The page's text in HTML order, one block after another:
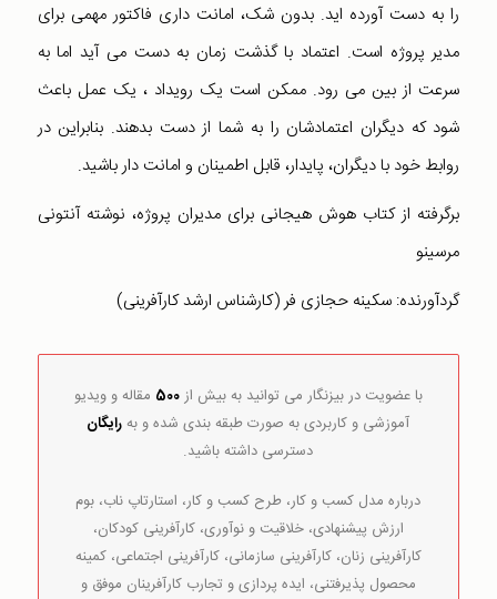
را به دست آورده اید. بدون شک، امانت داری فاکتور مهمی برای
مدیر پروژه است. اعتماد با گذشت زمان به دست می آید اما به
سرعت از بین می رود. ممکن است یک رویداد ، یک عمل باعث
شود که دیگران اعتمادشان را به شما از دست بدهند. بنابراین در
روابط خود با دیگران، پایدار، قابل اطمینان و امانت دار باشید.
برگرفته از کتاب هوش هیجانی برای مدیران پروژه، نوشته آنتونی
مرسینو
گردآورنده: سکینه حجازی فر (کارشناس ارشد کارآفرینی)
با عضویت در بیزنگار می توانید به بیش از500 مقاله و ویدیو
آموزشی و کاربردی به صورت طبقه بندی شده و بهرایگان
دسترسی داشته باشید.
درباره مدل کسب و کار، طرح کسب و کار، استارتاپ ناب، بوم
ارزش پیشنهادی، خلاقیت و نوآوری، کارآفرینی کودکان،
کارآفرینی زنان، کارآفرینی سازمانی، کارآفرینی اجتماعی، کمینه
محصول پذیرفتنی، ایده پردازی و تجارب کارآفرینان موفق و